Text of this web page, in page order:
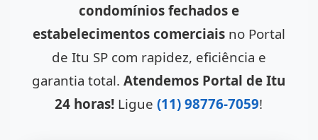
condomínios fechados e
estabelecimentos comerciaisno Portal
de Itu SP com rapidez, eficiência e
garantia total.Atendemos Portal de Itu
24 horas! Ligue(11) 98776-7059!